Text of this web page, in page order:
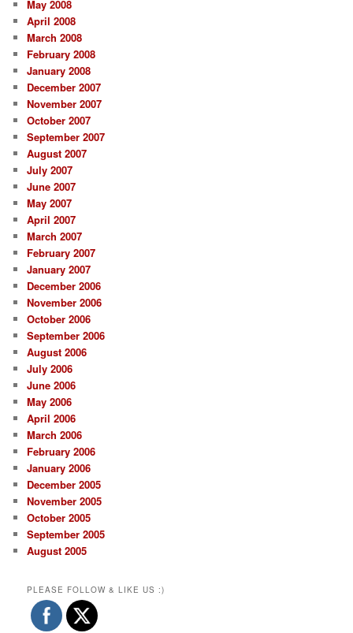
May 2008
April 2008
March 2008
February 2008
January 2008
December 2007
November 2007
October 2007
September 2007
August 2007
July 2007
June 2007
May 2007
April 2007
March 2007
February 2007
January 2007
December 2006
November 2006
October 2006
September 2006
August 2006
July 2006
June 2006
May 2006
April 2006
March 2006
February 2006
January 2006
December 2005
November 2005
October 2005
September 2005
August 2005
PLEASE FOLLOW & LIKE US :)